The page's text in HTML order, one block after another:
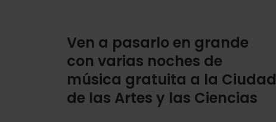
Ven a pasarlo en grande
con varias noches de
música gratuita a la Ciudad
de las Artes y las Ciencias